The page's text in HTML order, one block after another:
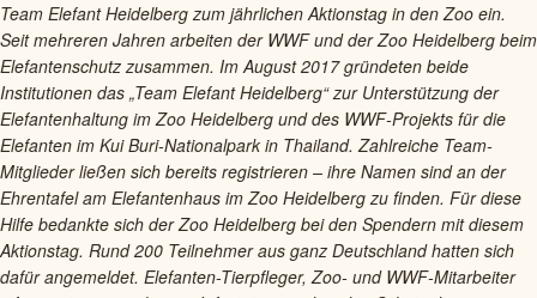
Team Elefant Heidelberg zum jährlichen Aktionstag in den Zoo ein.
Seit mehreren Jahren arbeiten der WWF und der Zoo Heidelberg beim
Elefantenschutz zusammen. Im August 2017 gründeten beide
Institutionen das „Team Elefant Heidelberg“ zur Unterstützung der
Elefantenhaltung im Zoo Heidelberg und des WWF-Projekts für die
Elefanten im Kui Buri-Nationalpark in Thailand. Zahlreiche Team-
Mitglieder ließen sich bereits registrieren – ihre Namen sind an der
Ehrentafel am Elefantenhaus im Zoo Heidelberg zu finden. Für diese
Hilfe bedankte sich der Zoo Heidelberg bei den Spendern mit diesem
Aktionstag. Rund 200 Teilnehmer aus ganz Deutschland hatten sich
dafür angemeldet. Elefanten-Tierpfleger, Zoo- und WWF-Mitarbeiter